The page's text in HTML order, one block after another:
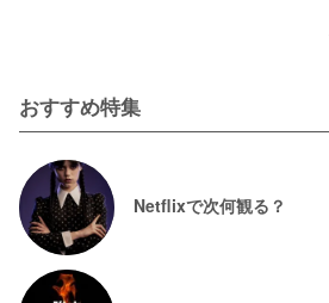
おすすめ特集
Netflixで次何観る？